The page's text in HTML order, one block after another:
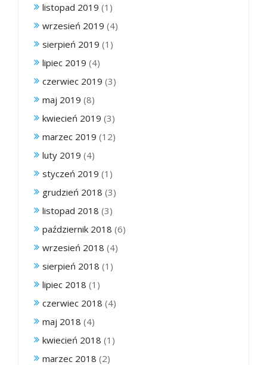
listopad 2019 (1)
wrzesień 2019 (4)
sierpień 2019 (1)
lipiec 2019 (4)
czerwiec 2019 (3)
maj 2019 (8)
kwiecień 2019 (3)
marzec 2019 (12)
luty 2019 (4)
styczeń 2019 (1)
grudzień 2018 (3)
listopad 2018 (3)
październik 2018 (6)
wrzesień 2018 (4)
sierpień 2018 (1)
lipiec 2018 (1)
czerwiec 2018 (4)
maj 2018 (4)
kwiecień 2018 (1)
marzec 2018 (2)